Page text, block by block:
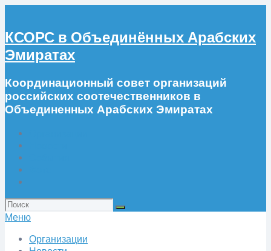
КСОРС в Объединённых Арабских
Эмиратах
Координационный совет организаций
российских соотечественников в
Объединенных Арабских Эмиратах
Искать:
Меню
Организации